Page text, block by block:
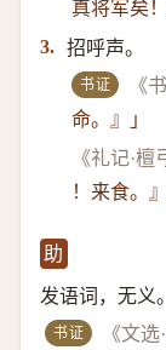
真将军矣！
3. 招呼声。
书证 《
命。』」
《礼记·檀
！来食。』
助
发语词，无义。
书证 《文选